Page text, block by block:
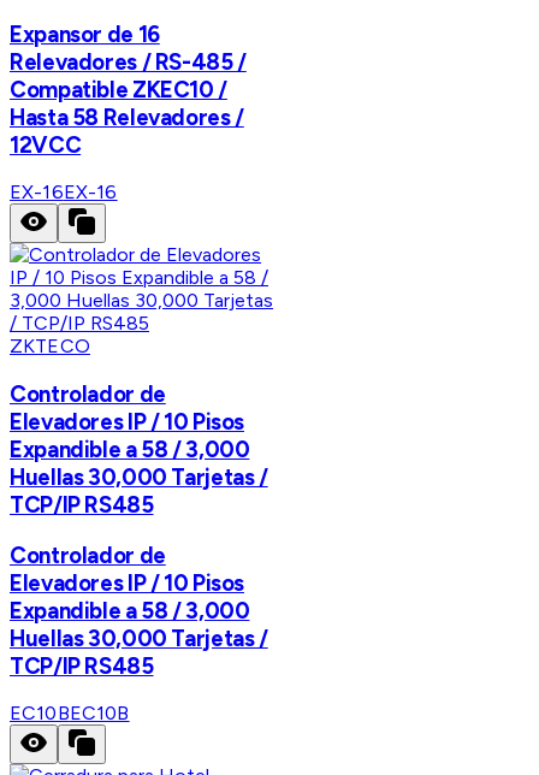
Expansor de 16
Relevadores / RS-485 /
Compatible ZKEC10 /
Hasta 58 Relevadores /
12VCC
EX-16EX-16
ZKTECO
Controlador de
Elevadores IP / 10 Pisos
Expandible a 58 / 3,000
Huellas 30,000 Tarjetas /
TCP/IP RS485
Controlador de
Elevadores IP / 10 Pisos
Expandible a 58 / 3,000
Huellas 30,000 Tarjetas /
TCP/IP RS485
EC10BEC10B